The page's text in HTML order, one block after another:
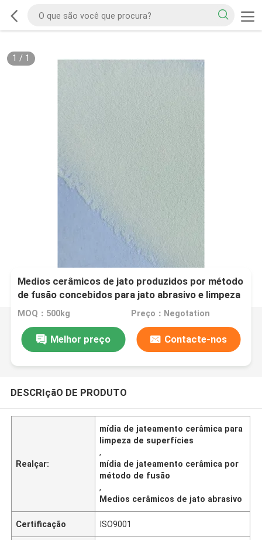
1 / 1
Medios cerâmicos de jato produzidos por método
de fusão concebidos para jato abrasivo e limpeza
de superfícies
MOQ：500kg Preço：Negotation
Melhor preço Contacte-nos
DESCRIçãO DE PRODUTO
Realçar:
mídia de jateamento cerâmica para
limpeza de superfícies
,
mídia de jateamento cerâmica por
método de fusão
,
Medios cerâmicos de jato abrasivo
Certificação ISO9001